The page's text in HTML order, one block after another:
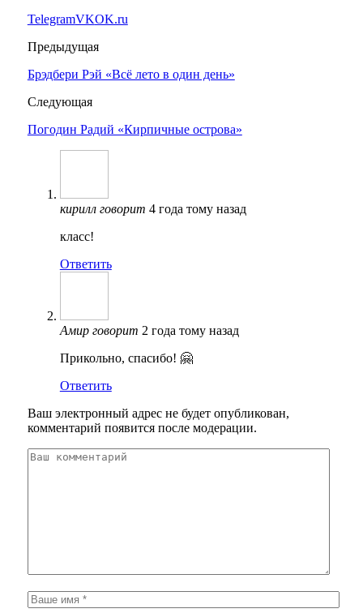
TelegramVKOK.ru
Предыдущая
Брэдбери Рэй «Всё лето в один день»
Следующая
Погодин Радий «Кирпичные острова»
кирилл говорит 4 года тому назад
класс!
Ответить
Амир говорит 2 года тому назад
Прикольно, спасибо! 🤗
Ответить
Ваш электронный адрес не будет опубликован,
комментарий появится после модерации.